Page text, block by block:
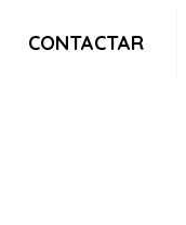
CONTACTAR